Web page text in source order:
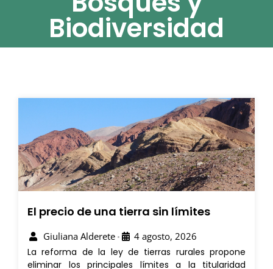
Biodiversidad
El precio de una tierra sin límites
Giuliana Alderete •
4 agosto, 2026
La reforma de la ley de tierras rurales propone
eliminar los principales límites a la titularidad